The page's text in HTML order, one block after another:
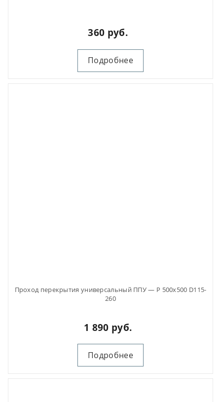
360 руб.
Подробнее
Проход перекрытия универсальный ППУ — Р 500х500 D115-
260
1 890 руб.
Подробнее